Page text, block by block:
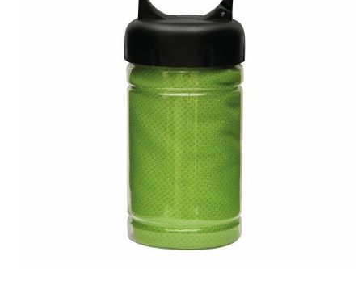
Tassen en reizen
Beurs en evenementen
Bloemen en planten